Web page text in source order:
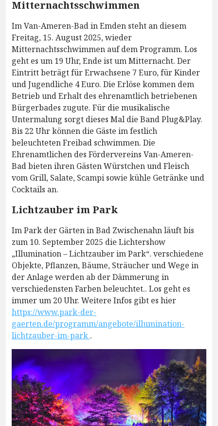
Mitternachtsschwimmen
Im Van-Ameren-Bad in Emden steht an diesem
Freitag, 15. August 2025, wieder
Mitternachtsschwimmen auf dem Programm. Los
geht es um 19 Uhr, Ende ist um Mitternacht. Der
Eintritt beträgt für Erwachsene 7 Euro, für Kinder
und Jugendliche 4 Euro. Die Erlöse kommen dem
Betrieb und Erhalt des ehrenamtlich betriebenen
Bürgerbades zugute. Für die musikalische
Untermalung sorgt dieses Mal die Band Plug&Play.
Bis 22 Uhr können die Gäste im festlich
beleuchteten Freibad schwimmen. Die
Ehrenamtlichen des Fördervereins Van-Ameren-
Bad bieten ihren Gästen Würstchen und Fleisch
vom Grill, Salate, Scampi sowie kühle Getränke und
Cocktails an.
Lichtzauber im Park
Im Park der Gärten in Bad Zwischenahn läuft bis
zum 10. September 2025 die Lichtershow
„Illumination – Lichtzauber im Park“. verschiedene
Objekte, Pflanzen, Bäume, Sträucher und Wege in
der Anlage werden ab der Dämmerung in
verschiedensten Farben beleuchtet.. Los geht es
immer um 20 Uhr. Weitere Infos gibt es hier
https://www.park-der-
gaerten.de/programm/angebote/illumination-
lichtzauber-im-park .